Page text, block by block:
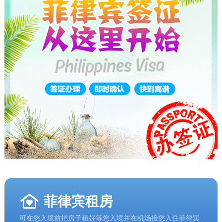
菲律宾租房
可在您入境前把房子租好等您入境并在机场接您入住菲律宾